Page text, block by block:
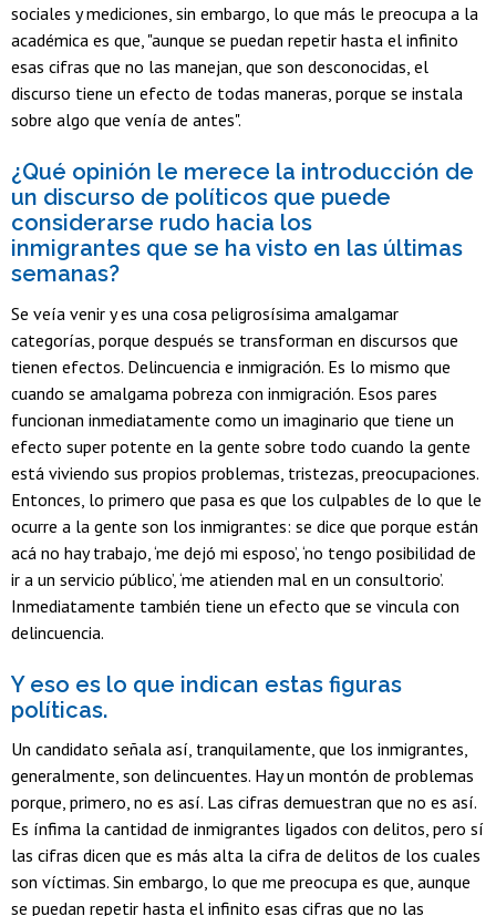
sociales y mediciones, sin embargo, lo que más le preocupa a la
académica es que, "aunque se puedan repetir hasta el infinito
esas cifras que no las manejan, que son desconocidas, el
discurso tiene un efecto de todas maneras, porque se instala
sobre algo que venía de antes".
¿Qué opinión le merece la introducción de
un discurso de políticos que puede
considerarse rudo hacia los
inmigrantes que se ha visto en las últimas
semanas?
Se veía venir y es una cosa peligrosísima amalgamar
categorías, porque después se transforman en discursos que
tienen efectos. Delincuencia e inmigración. Es lo mismo que
cuando se amalgama pobreza con inmigración. Esos pares
funcionan inmediatamente como un imaginario que tiene un
efecto super potente en la gente sobre todo cuando la gente
está viviendo sus propios problemas, tristezas, preocupaciones.
Entonces, lo primero que pasa es que los culpables de lo que le
ocurre a la gente son los inmigrantes: se dice que porque están
acá no hay trabajo, ‘me dejó mi esposo’, ‘no tengo posibilidad de
ir a un servicio público’, ‘me atienden mal en un consultorio’.
Inmediatamente también tiene un efecto que se vincula con
delincuencia.
Y eso es lo que indican estas figuras
políticas.
Un candidato señala así, tranquilamente, que los inmigrantes,
generalmente, son delincuentes. Hay un montón de problemas
porque, primero, no es así. Las cifras demuestran que no es así.
Es ínfima la cantidad de inmigrantes ligados con delitos, pero sí
las cifras dicen que es más alta la cifra de delitos de los cuales
son víctimas. Sin embargo, lo que me preocupa es que, aunque
se puedan repetir hasta el infinito esas cifras que no las